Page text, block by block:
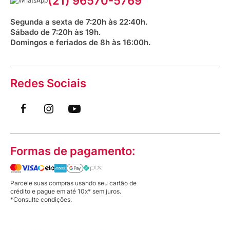
Saúde na praça
Segunda a sexta de 7:20h às 22:40h.
Sábado de 7:20h às 19h.
Domingos e feriados de 8h às 16:00h.
Redes Sociais
Formas de pagamento:
Parcele suas compras usando seu cartão de
crédito e pague em até 10x* sem juros.
*Consulte condições.